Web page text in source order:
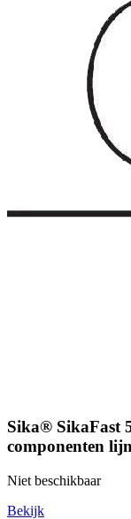
Sika® SikaFast
componenten
Niet beschikbaar
Bekijk